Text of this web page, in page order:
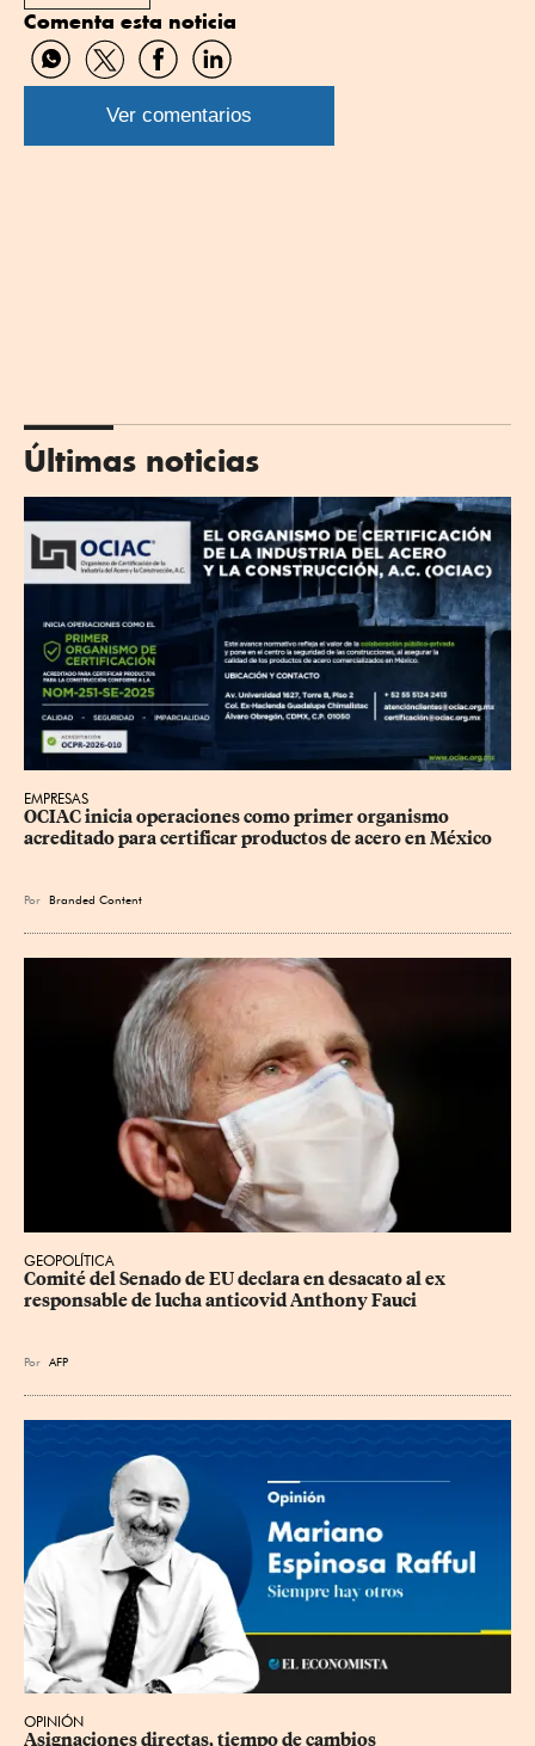
Comenta esta noticia
Compartir
por
WhatsApp
Compartir
por
Twitter
Compartir
por
Facebook
Compartir
por
Linkedin
Ver comentarios
Últimas noticias
EMPRESAS
OCIAC inicia operaciones como primer organismo
acreditado para certificar productos de acero en México
Por Branded Content
GEOPOLÍTICA
Comité del Senado de EU declara en desacato al ex
responsable de lucha anticovid Anthony Fauci
Por AFP
OPINIÓN
Asignaciones directas, tiempo de cambios